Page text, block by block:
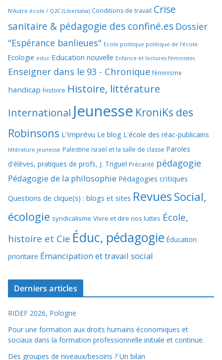
N'Autre école / Q2C (Libertalia) Conditions de travail Crise
sanitaire & pédagogie des confiné.es Dossier
"Espérance banlieues" Ecole politique politique de l'école
Ecologie educ Education nouvelle Enfance et lectures féministes
Enseigner dans le 93 - Chronique féminisme
handicap histoire Histoire, littérature
International Jeunesse KroniKs des
Robinsons L'Imprévu Le blog L'école des réac-publicains
littérature jeunesse Palestine Israël et la salle de classe Paroles
d'élèves, pratiques de profs, J. Triguel Précarité pédagogie
Pédagogie de la philosophie Pédagogies critiques
Questions de clique(s) : blogs et sites RevuesSocial,
écologie syndicalisme Vivre et dire nos luttes École,
histoire et Cie Éduc, pédagogie Éducation
prioritaire Émancipation et travail social
Derniers articles
RIDEF 2026, Pologne
Pour une formation aux droits humains économiques et
sociaux dans la formation professionnelle initiale et continue.
Des groupes de niveaux/besoins ? Un bilan